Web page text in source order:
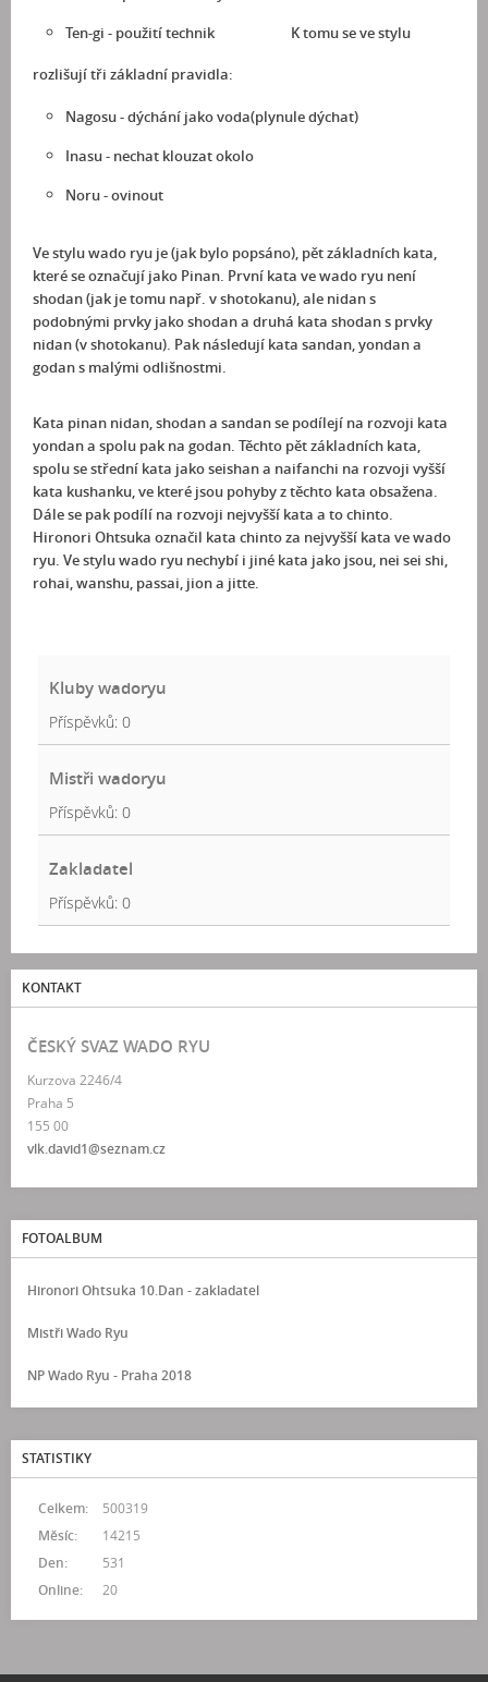
Ten-gi - použití technik
K tomu se ve stylu
rozlišují tři základní pravidla:
Nagosu - dýchání jako voda(plynule dýchat)
Inasu - nechat klouzat okolo
Noru - ovinout
Ve stylu wado ryu je (jak bylo popsáno), pět základních kata,
které se označují jako Pinan. První kata ve wado ryu není
shodan (jak je tomu např. v shotokanu), ale nidan s
podobnými prvky jako shodan a druhá kata shodan s prvky
nidan (v shotokanu). Pak následují kata sandan, yondan a
godan s malými odlišnostmi.
Kata pinan nidan, shodan a sandan se podílejí na rozvoji kata
yondan a spolu pak na godan. Těchto pět základních kata,
spolu se střední kata jako seishan a naifanchi na rozvoji vyšší
kata kushanku, ve které jsou pohyby z těchto kata obsažena.
Dále se pak podílí na rozvoji nejvyšší kata a to chinto.
Hironori Ohtsuka označil kata chinto za nejvyšší kata ve wado
ryu. Ve stylu wado ryu nechybí i jiné kata jako jsou, nei sei shi,
rohai, wanshu, passai, jion a jitte.
Kluby wadoryu
Příspěvků: 0
Mistři wadoryu
Příspěvků: 0
Zakladatel
Příspěvků: 0
KONTAKT
ČESKÝ SVAZ WADO RYU
Kurzova 2246/4
Praha 5
155 00
vlk.david1@seznam.cz
FOTOALBUM
Hironori Ohtsuka 10.Dan - zakladatel
Mistři Wado Ryu
NP Wado Ryu - Praha 2018
STATISTIKY
Online: 20
Celkem:
500319
Měsíc:
14215
Den:
531